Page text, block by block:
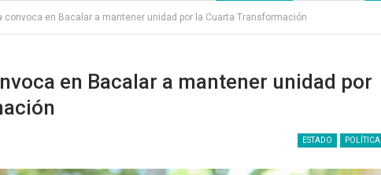
convoca en Bacalar a mantener unidad por la Cuarta Transformación
en Bacalar a mantener unidad por
ESTADO POLÍTICA